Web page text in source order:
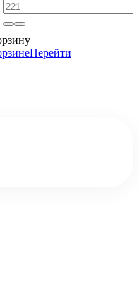
Перейти